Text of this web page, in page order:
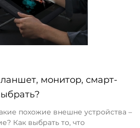
монитор, смарт-
похожие внешне устройства –
Как выбрать то, что